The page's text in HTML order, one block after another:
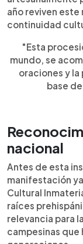
año reviven
continuidad
"Esta
mundo, se
oraciones y
base
nacional
Antes de esta
manifestación
Cultural
raíces
relevancia para
campesinas